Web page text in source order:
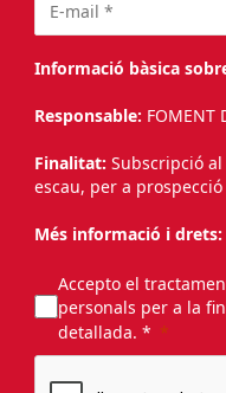
Informació bàsica
Responsable: FOMENT
Finalitat: Subscripció
escau, per a
Més informació i drets:
Accepto el
personals per a la
detallada. *